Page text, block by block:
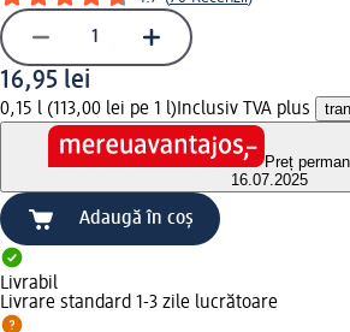
16,95 lei
0,15 l (113,00 lei pe 1 l) Inclusiv TVA plus
Preț
16.07.2025
Adaugă în coș
Livrabil
Livrare standard 1-3 zile lucrătoare